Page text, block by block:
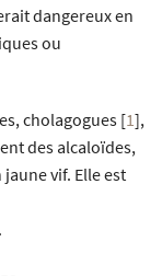
dangereux en
ou
cholagogues [1],
des alcaloïdes,
vif. Elle est